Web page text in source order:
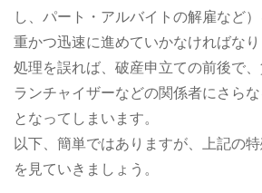
し、パート・アルバイトの解雇など
重かつ迅速に進めていかなければなり
処理を誤れば、破産申立ての前後で
ランチャイザーなどの関係者にさら
となってしまいます。
以下、簡単ではありますが、上記の
を見ていきましょう。